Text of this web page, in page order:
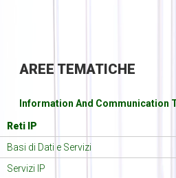
AREE TEMATICHE
Information And Communication
Reti IP
Basi di Dati e Servizi
Servizi IP